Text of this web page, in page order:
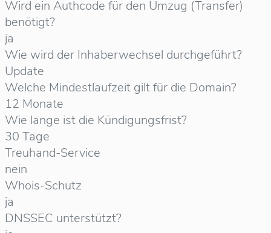
Wird ein Authcode für den Umzug (Transfer)
benötigt?
ja
Wie wird der Inhaberwechsel durchgeführt?
Update
Welche Mindestlaufzeit gilt für die Domain?
12 Monate
Wie lange ist die Kündigungsfrist?
30 Tage
Treuhand-Service
nein
Whois-Schutz
ja
DNSSEC unterstützt?